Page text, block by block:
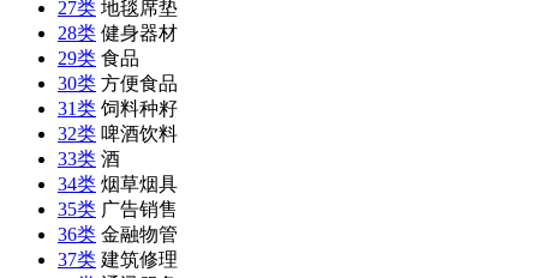
27类 地毯席垫
28类 健身器材
29类 食品
30类 方便食品
31类 饲料种籽
32类 啤酒饮料
33类 酒
34类 烟草烟具
35类 广告销售
36类 金融物管
37类 建筑修理